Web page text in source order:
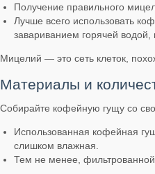
Получение правильного
Лучше всего использовать
завариванием горячей
Мицелий — это сеть клеток,
Материалы и
Собирайте кофейную гущу со
Использованная кофейная
слишком влажная.
Тем не менее,